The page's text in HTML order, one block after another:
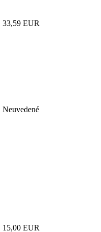
33,59 EUR
Neuvedené
15,00 EUR